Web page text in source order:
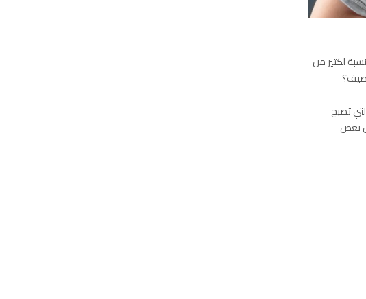
لكثير من
تصبح
بعض